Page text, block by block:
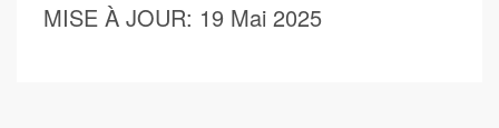
MISE À JOUR: 19 Mai 2025